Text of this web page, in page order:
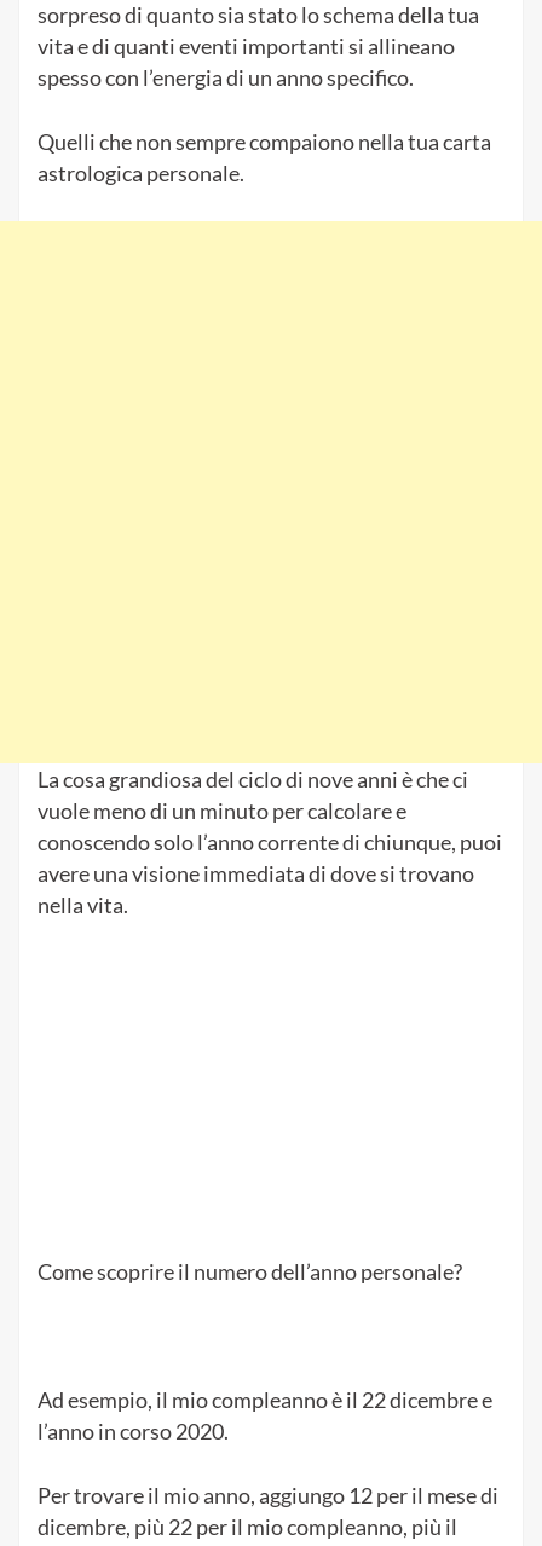
sorpreso di quanto sia stato lo schema della tua
vita e di quanti eventi importanti si allineano
spesso con l’energia di un anno specifico.
Quelli che non sempre compaiono nella tua carta
astrologica personale.
La cosa grandiosa del ciclo di nove anni è che ci
vuole meno di un minuto per calcolare e
conoscendo solo l’anno corrente di chiunque, puoi
avere una visione immediata di dove si trovano
nella vita.
Come scoprire il numero dell’anno personale?
Ad esempio, il mio compleanno è il 22 dicembre e
l’anno in corso 2020.
Per trovare il mio anno, aggiungo 12 per il mese di
dicembre, più 22 per il mio compleanno, più il